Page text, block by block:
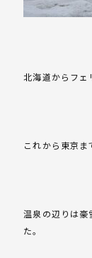
北海道からフェ
これから東京ま
温泉の辺りは豪
た。